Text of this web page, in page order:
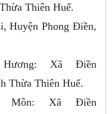
Thiên Huế.
Huyện Phong Điền,
Xã Điền
Thừa Thiên Huế.
Môn: Xã Điền